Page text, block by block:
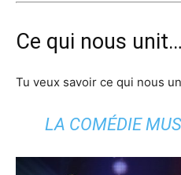
Ce qui nous unit…
Tu veux savoir ce qui nous
LA COMÉDIE